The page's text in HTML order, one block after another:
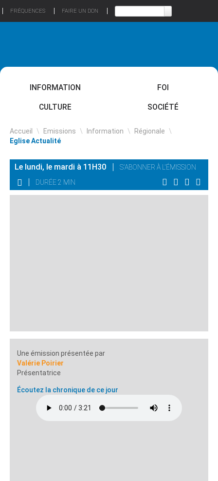
FRÉQUENCES FAIRE UN DON
INFORMATION FOI
CULTURE SOCIÉTÉ
Accueil \ Emissions \ Information \ Régionale \
Eglise Actualité
Le lundi, le mardi à 11H30
S'ABONNER À L'ÉMISSION
DURÉE 2 MIN
Une émission présentée par
Valérie Poirier
Présentatrice
Écoutez la chronique de ce jour